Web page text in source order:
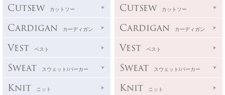
Cutsew カットソー
Cardigan カーディガン
Vest ベスト
Sweat スウェット/パーカー
Knit ニット
Cutsew カットソー
Cardigan カーディガン
Vest ベスト
Sweat スウェット/パーカー
Knit ニット